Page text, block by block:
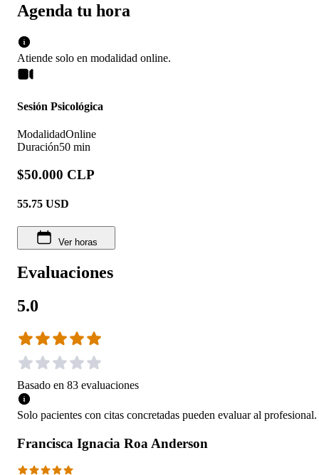
Agenda tu hora
Atiende solo en modalidad online.
Sesión Psicológica
ModalidadOnline
Duración50 min
$50.000 CLP
55.75 USD
Ver horas
Evaluaciones
5.0
Basado en 83 evaluaciones
Solo pacientes con citas concretadas pueden evaluar al profesional.
Francisca Ignacia Roa Anderson